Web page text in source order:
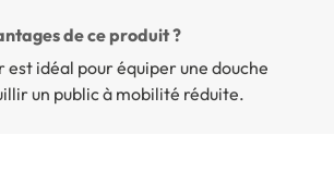
de ce produit ?
est idéal pour équiper une douche
un public à mobilité réduite.